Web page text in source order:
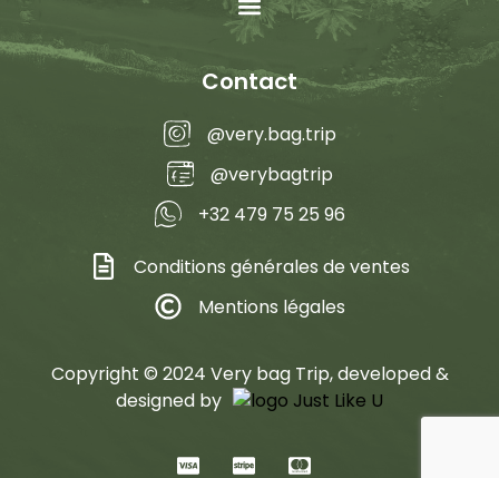
Contact
@very.bag.trip
@verybagtrip
+32 479 75 25 96
Conditions générales de ventes
Mentions légales
Copyright © 2024 Very bag Trip, developed &
designed by